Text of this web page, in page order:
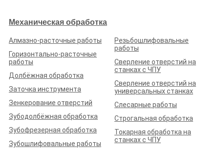
Механическая обработка
Алмазно-расточные работы
Горизонтально-расточные
работы
Долбёжная обработка
Заточка инструмента
Зенкерование отверстий
Зубодолбёжная обработка
Зубофрезерная обработка
Зубошлифовальные работы
Резьбошлифовальные
работы
Сверление отверстий на
станках с ЧПУ
Сверление отверстий на
универсальных станках
Слесарные работы
Строгальная обработка
Токарная обработка на
станках с ЧПУ
экономики, о достижении технологического суверенитета, об
инфраструктуры, о новых подходах в подготовке кадров,
прежде всего инженерных. Говоря о новой экономической
модели, мы говорим и о промышленной кооперации. Системно
решить эту задачу можно только с помощью цифровизации, за
счет оптимизации бизнес-процессов с переносом всех видов
промышленной кооперации в онлайн и использованием
дистанционных специалистов и производственных
мощностей».
По итогам Форума принята резолюция с предложениями по
развитию промышленной кооперации, которая была
направлена на рассмотрение в Правительство Российской
Федерации.